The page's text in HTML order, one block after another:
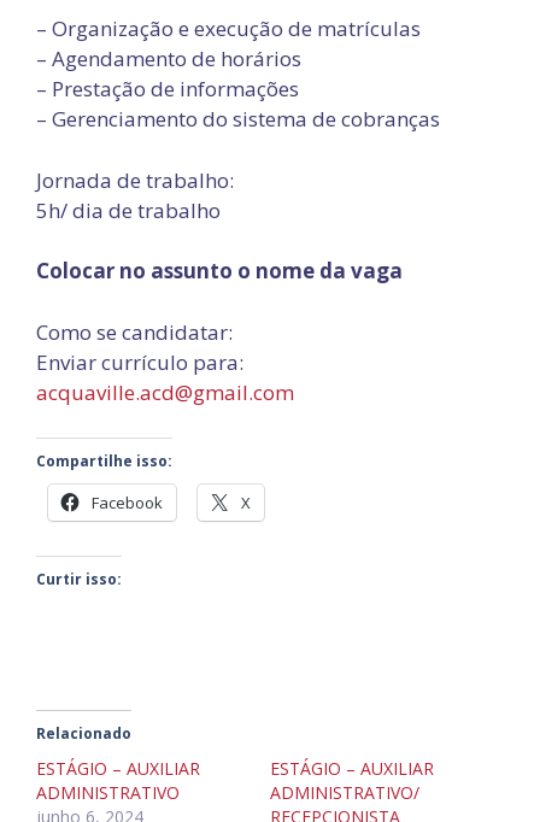
– Organização e execução de matrículas
– Agendamento de horários
– Prestação de informações
– Gerenciamento do sistema de cobranças
Jornada de trabalho:
5h/ dia de trabalho
Colocar no assunto o nome da vaga
Como se candidatar:
Enviar currículo para:
acquaville.acd@gmail.com
Compartilhe isso:
Facebook X
Curtir isso:
Relacionado
ESTÁGIO – AUXILIAR
ADMINISTRATIVO
junho 6, 2024
ESTÁGIO – AUXILIAR
ADMINISTRATIVO/
RECEPCIONISTA